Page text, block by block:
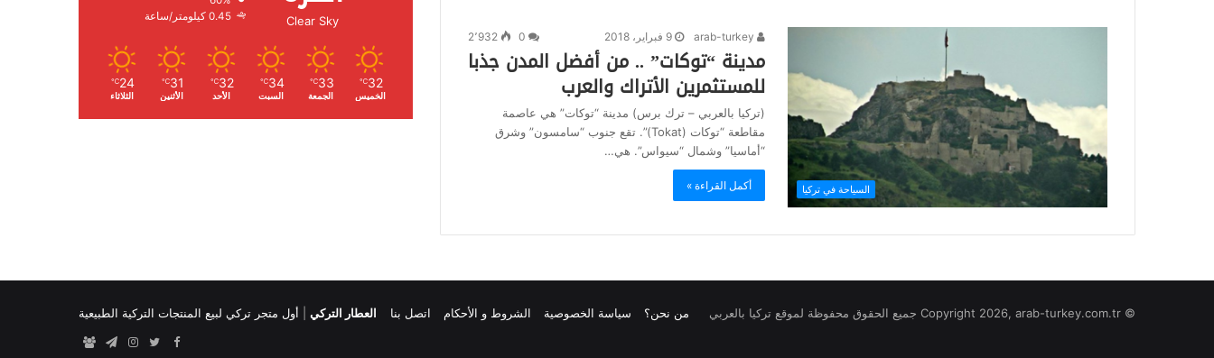
السياحة في تركيا
9 فبراير، 2018 2٬932
مدينة “توكات” .. من أفضل المدن جذبا
للمستثمرين الأتراك والعرب
(تركيا بالعربي – ترك برس) مدينة “توكات” هي عاصمة
مقاطعة “توكات (Tokat)”. تقع جنوب “سامسون” وشرق
“أماسيا” وشمال “سيواس”. هي…
أكمل القراءة »
Clear Sky
الرياح:
32
℃
الخميس
33
℃
الجمعة
34
℃
السبت
32
℃
الأحد
31
℃
الأثنين
24
℃
الثلاثاء
© Copyright 2026, arab-turkey.com.tr جميع الحقوق محفوظة لموقع تركيا بالعربي العطار التركي أول متجر تركي لبيع المنتجات التركية الطبيعية من نحن؟ سياسة الخصوصية الشروط و الأحكام اتصل بنا